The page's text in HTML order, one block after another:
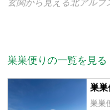
玄関から見える北アルプ
巣巣便りの一覧を見
巣
巣巣